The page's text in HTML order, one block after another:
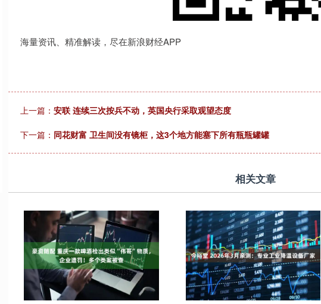
海量资讯、精准解读，尽在新浪财经APP
上一篇： 安联 连续三次按兵不动，英国央行采取观望态度
下一篇： 同花财富 卫生间没有镜柜，这3个地方能塞下所有瓶瓶罐罐
相关文章